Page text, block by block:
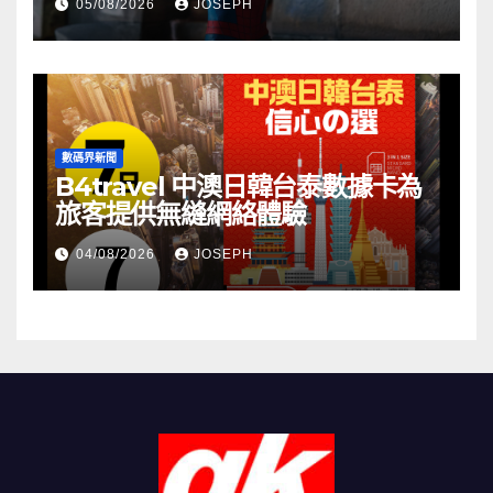
05/08/2026 JOSEPH
數碼界新聞
B4travel 中澳日韓台泰數據卡為
旅客提供無縫網絡體驗
04/08/2026 JOSEPH